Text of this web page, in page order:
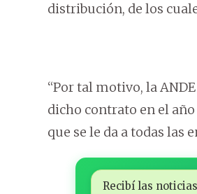
distribución, de los
“Por tal motivo, la
dicho contrato en el
que se le da a todas las
Recibí las